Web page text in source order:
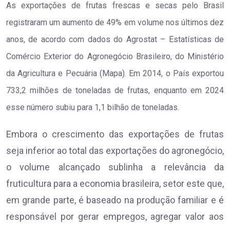
As exportações de frutas frescas e secas pelo Brasil
registraram um aumento de 49% em volume nos últimos dez
anos, de acordo com dados do Agrostat – Estatísticas de
Comércio Exterior do Agronegócio Brasileiro, do Ministério
da Agricultura e Pecuária (Mapa). Em 2014, o País exportou
733,2 milhões de toneladas de frutas, enquanto em 2024
esse número subiu para 1,1 bilhão de toneladas.
Embora o crescimento das exportações de frutas
seja inferior ao total das exportações do agronegócio,
o volume alcançado sublinha a relevância da
fruticultura para a economia brasileira, setor este que,
em grande parte, é baseado na produção familiar e é
responsável por gerar empregos, agregar valor aos